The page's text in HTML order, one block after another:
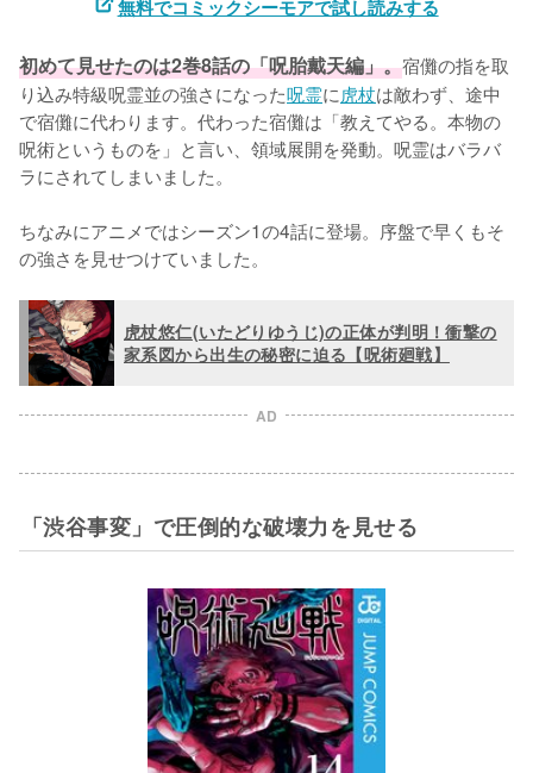
無料でコミックシーモアで試し読みする
初めて見せたのは2巻8話の「呪胎戴天編」。宿儺の指を取
り込み特級呪霊並の強さになった呪霊に虎杖は敵わず、途中
で宿儺に代わります。代わった宿儺は「教えてやる。本物の
呪術というものを」と言い、領域展開を発動。呪霊はバラバ
ラにされてしまいました。
ちなみにアニメではシーズン1の4話に登場。序盤で早くもそ
の強さを見せつけていました。
虎杖悠仁(いたどりゆうじ)の正体が判明！衝撃の
家系図から出生の秘密に迫る【呪術廻戦】
AD
「渋谷事変」で圧倒的な破壊力を見せる